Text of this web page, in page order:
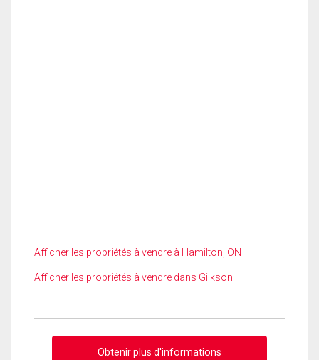
Afficher les propriétés à vendre à Hamilton, ON
Afficher les propriétés à vendre dans Gilkson
Obtenir plus d'informations